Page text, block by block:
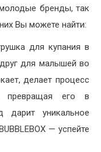
бренды, так
Вы можете найти:
для купания в
для малышей во
делает процесс
превращая его в
дарит уникальное
— успейте